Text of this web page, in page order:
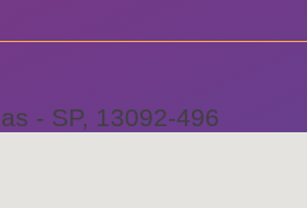
- SP, 13092-496